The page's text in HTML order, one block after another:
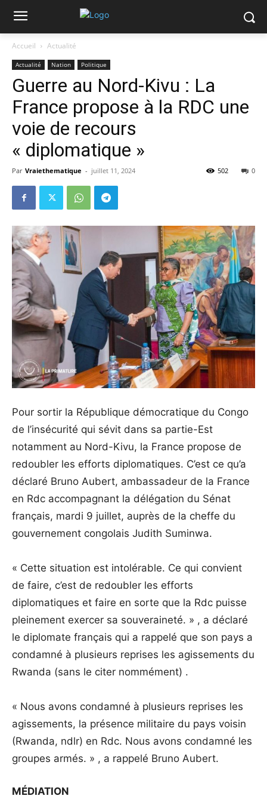
Accueil Actualité
Actualité Nation Politique
Guerre au Nord-Kivu : La
France propose à la RDC une
voie de recours
« diplomatique »
Par Vraiethematique - juillet 11, 2024 0
502
Pour sortir la République démocratique du Congo
de l’insécurité qui sévit dans sa partie-Est
notamment au Nord-Kivu, la France propose de
redoubler les efforts diplomatiques. C’est ce qu’a
déclaré Bruno Aubert, ambassadeur de la France
en Rdc accompagnant la délégation du Sénat
français, mardi 9 juillet, auprès de la cheffe du
gouvernement congolais Judith Suminwa.
« Cette situation est intolérable. Ce qui convient
de faire, c’est de redoubler les efforts
diplomatiques et faire en sorte que la Rdc puisse
pleinement exercer sa souveraineté. » , a déclaré
le diplomate français qui a rappelé que son pays a
condamné à plusieurs reprises les agissements du
Rwanda (sans le citer nommément) .
« Nous avons condamné à plusieurs reprises les
agissements, la présence militaire du pays voisin
(Rwanda, ndlr) en Rdc. Nous avons condamné les
groupes armés. » , a rappelé Bruno Aubert.
MÉDIATION